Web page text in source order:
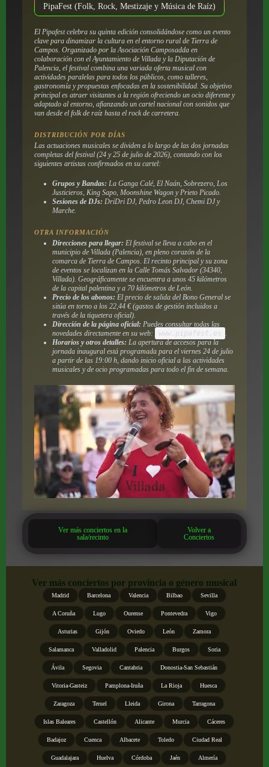
PipaFest (Folk, Rock, Mestizaje y Música de Raíz)
El Pipafest celebra su quinta edición consolidándose como un evento
clave para dinamizar la cultura en el entorno rural de Tierra de
Campos. Organizado por la Asociación Camposadda en
colaboración con el Ayuntamiento de Villada y la Diputación de
Palencia, el festival combina una variada oferta musical con
actividades paralelas para todos los públicos, como talleres,
gastronomía y propuestas enfocadas en la sostenibilidad. Su objetivo
principal es atraer visitantes a la región ofreciendo un ocio diferente y
adaptado al entorno, afianzando un cartel nacional con sonidos que
van desde el folk de raíz hasta el rock de carretera.
DISTRIBUCIÓN POR DÍAS
Las actuaciones musicales se dividen a lo largo de las dos jornadas
completas del festival (24 y 25 de julio de 2026), contando con los
siguientes artistas confirmados en su cartel:
Grupos y Bandas: La Ganga Calé, El Naán, Sobrezero, Los
Justicieros, King Sapo, Moonshine Wagon y Prieto Picado.
Sesiones de DJs: DriDri DJ, Pedro Leon DJ, Chemi DJ y
Marche.
OTRA INFORMACIÓN
Direcciones para llegar: El festival se lleva a cabo en el
municipio de Villada (Palencia), en pleno corazón de la
comarca de Tierra de Campos. El recinto principal y su zona
de eventos se localizan en la Calle Tomás Salvador (34340,
Villada). Geográficamente se encuentra a unos 45 kilómetros
de la capital palentina y a 70 kilómetros de León.
Precio de los abonos: El precio de salida del Bono General se
sitúa en torno a los 22,44 € (gastos de gestión incluidos a
través de la tiquetera oficial).
Dirección de la página oficial: Puedes consultar todas las
novedades directamente en su web:
www.pipafest.es .
Horarios y otros detalles: La apertura de accesos para la
jornada inaugural está programada para el viernes 24 de julio
a partir de las 19:00 h, dando inicio oficial a las actividades
musicales y de ocio programadas para todo el fin de semana.
Ver más conciertos en la
sala/recinto
Volver a
Conciertos
Ver más conciertos por provincia o género musical
Madrid Barcelona Valencia Bilbao Sevilla
A Coruña Lugo Ourense Pontevedra Vigo
Asturias Gijón Oviedo León Zamora
Salamanca Valladolid Palencia Burgos Soria
Ávila Segovia Cantabria Donostia-San Sebastián
Vitoria-Gasteiz Pamplona-Iruña La Rioja Huesca
Zaragoza Teruel Lleida Girona Tarragona
Islas Baleares Castellón Alicante Murcia Cáceres
Badajoz Cuenca Albacete Toledo Ciudad Real
Guadalajara Huelva Córdoba Jaén Almería